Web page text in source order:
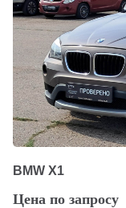
BMW X1
Цена по запросу